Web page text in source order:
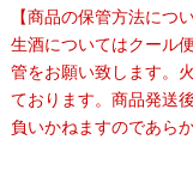
【商品の保管方法につい
生酒についてはクール
管をお願い致します。
ております。商品発送
負いかねますのであら